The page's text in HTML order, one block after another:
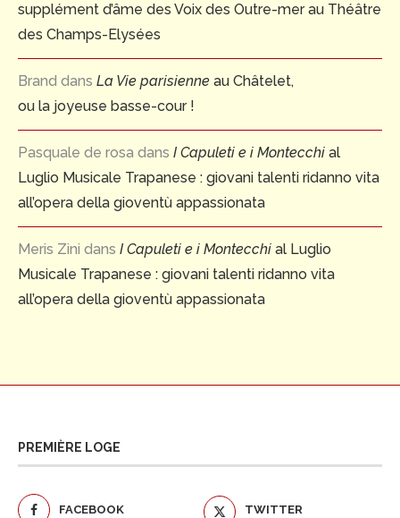
supplément d’âme des Voix des Outre-mer au Théâtre
des Champs-Elysées
Brand dans La Vie parisienne au Châtelet,
ou la joyeuse basse-cour !
Pasquale de rosa dans I Capuleti e i Montecchi al
Luglio Musicale Trapanese : giovani talenti ridanno vita
all’opera della gioventù appassionata
Meris Zini dans I Capuleti e i Montecchi al Luglio
Musicale Trapanese : giovani talenti ridanno vita
all’opera della gioventù appassionata
PREMIÈRE LOGE
FACEBOOK TWITTER